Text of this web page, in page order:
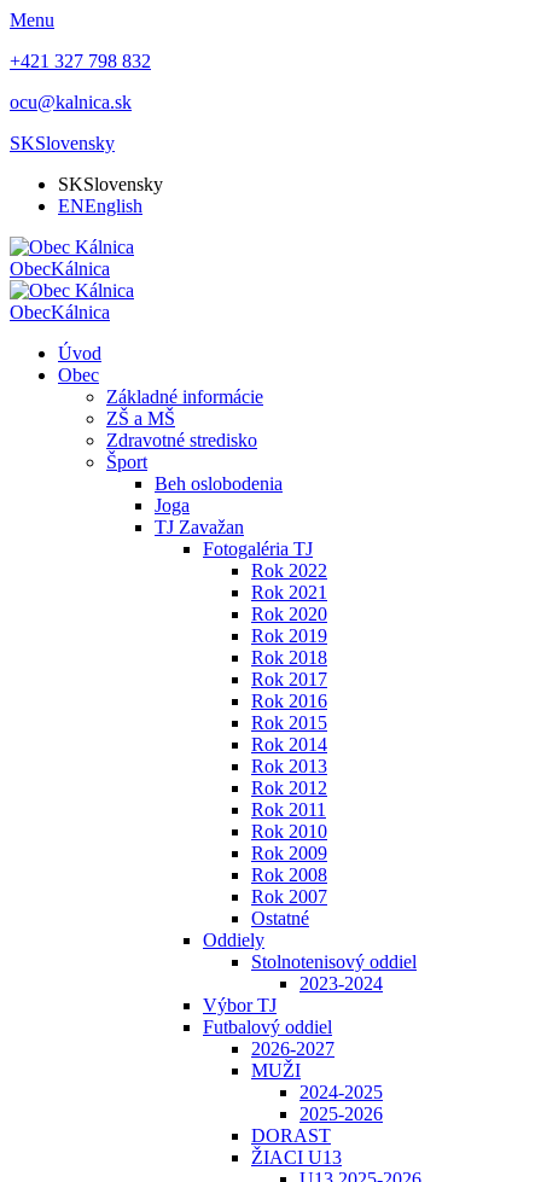
Menu
+421 327 798 832
ocu@kalnica.sk
SKSlovensky
SKSlovensky
ENEnglish
ObecKálnica
ObecKálnica
Úvod
Obec
Základné informácie
ZŠ a MŠ
Zdravotné stredisko
Šport
Beh oslobodenia
Joga
TJ Zavažan
Fotogaléria TJ
Rok 2022
Rok 2021
Rok 2020
Rok 2019
Rok 2018
Rok 2017
Rok 2016
Rok 2015
Rok 2014
Rok 2013
Rok 2012
Rok 2011
Rok 2010
Rok 2009
Rok 2008
Rok 2007
Ostatné
Oddiely
Stolnotenisový oddiel
2023-2024
Výbor TJ
Futbalový oddiel
2026-2027
MUŽI
2024-2025
2025-2026
DORAST
ŽIACI U13